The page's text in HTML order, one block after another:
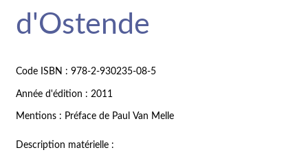
d'Ostende
Code ISBN : 978-2-930235-08-5
Année d'édition : 2011
Mentions : Préface de Paul Van Melle
Description matérielle :